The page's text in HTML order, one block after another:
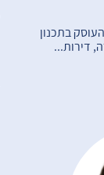
בתכנון
דירות...